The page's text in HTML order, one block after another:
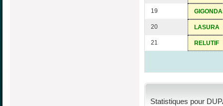
19
20 LASURA
21 RELUTIF
Statistiques pour